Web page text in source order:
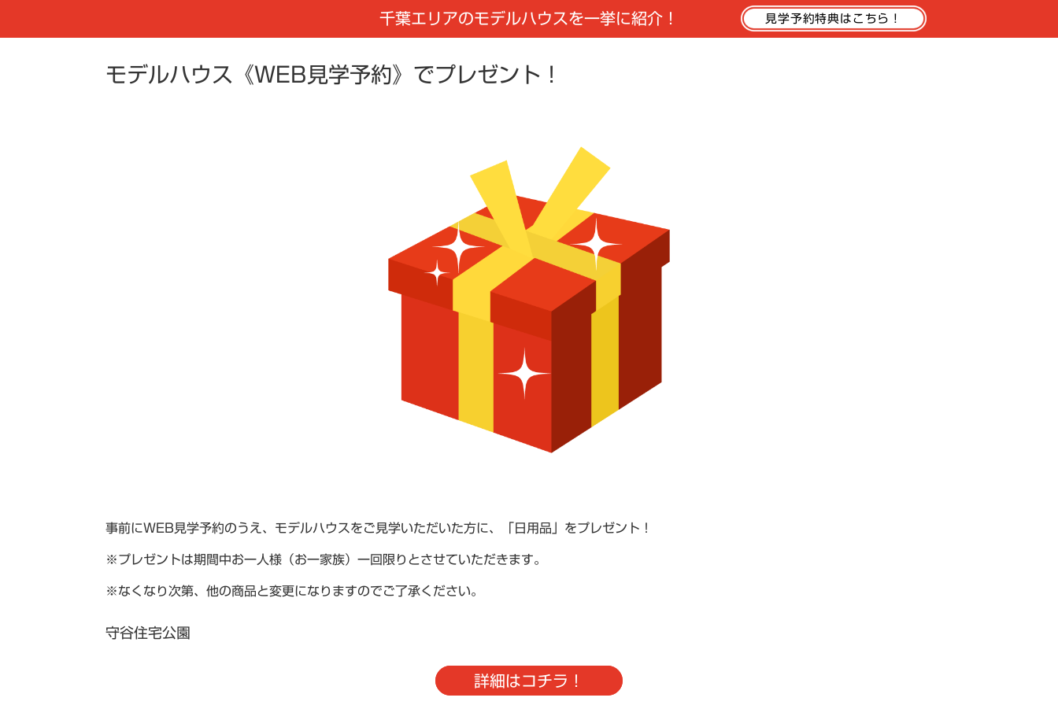
千葉エリアのモデルハウスを一挙に紹介！
モデルハウス《WEB見学予約》でプレゼント！
事前にWEB見学予約のうえ、モデルハウスをご見学いただいた方に、「日用品」をプレゼント！
※プレゼントは期間中お一人様（お一家族）一回限りとさせていただきます。
※なくなり次第、他の商品と変更になりますのでご了承ください。
守谷住宅公園
詳細はコチラ！